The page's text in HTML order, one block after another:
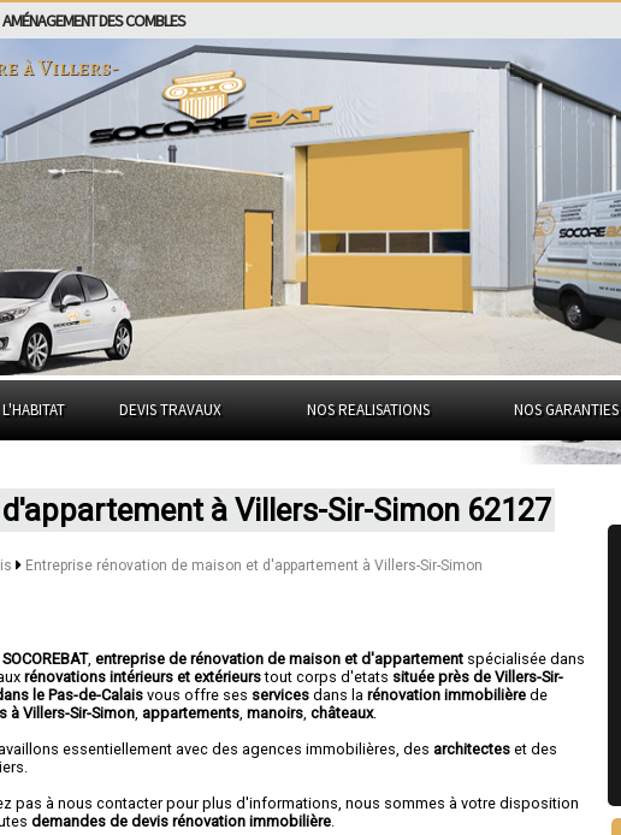
AMÉNAGEMENT DES COMBLES
àVillers-
DEVIS TRAVAUX NOS REALISATIONS NOS GARANTIES
à Villers-Sir-Simon 62127
Entreprise rénovation de maison et d'appartement à Villers-Sir-Simon
,entreprise de rénovation de maison et d'appartement spécialisée dans
rénovations intérieurs et extérieurstout corps d'etats située près de Villers-Sir-
le Pas-de-Calaisvous offre ses services dans larénovation immobilière de
à Villers-Sir-Simon appartements ,manoirs ,châteaux.
essentiellement avec des agences immobilières, des architectes et des
pas à nous contacter pour plus d'informations, nous sommes à votre disposition
demandes de devis rénovation immobilière